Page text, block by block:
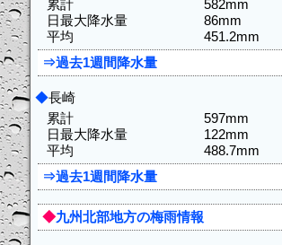
累計
582mm
日最大降水量
86mm
平均
451.2mm
⇒過去1週間降水量
◆長崎
累計
597mm
日最大降水量
122mm
平均
488.7mm
⇒過去1週間降水量
◆九州北部地方の梅雨情報